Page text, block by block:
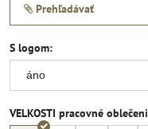
Prehľadávať
S logom:
VELKOSTI pracovné